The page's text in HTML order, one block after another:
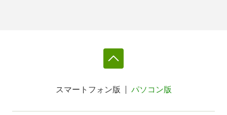
スマートフォン版 パソコン版